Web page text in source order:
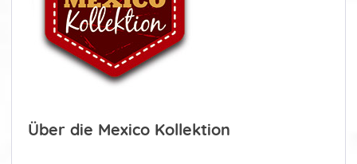
Über die Mexico Kollektion